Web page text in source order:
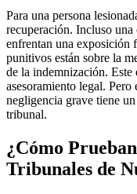
Para una persona
recuperación. Incluso
enfrentan una exposición
punitivos están sobre la
de la indemnización.
asesoramiento legal.
negligencia grave tiene
tribunal.
¿Cómo
Tribunales de